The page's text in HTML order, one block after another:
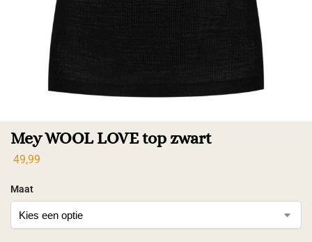
Mey WOOL LOVE top zwart
49,99
Maat